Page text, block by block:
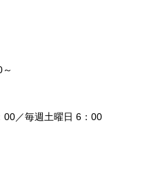
00／毎週土曜日 6：00